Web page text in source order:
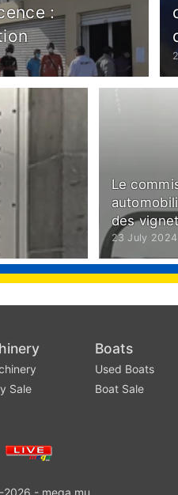
:
Le
des
23 July 2024
Sale
Boats
Used Boats
Boat Sale